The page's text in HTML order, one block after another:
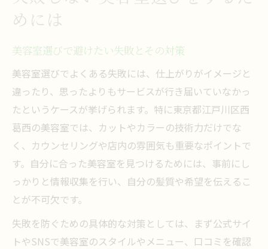
めには
美容室選びで避けたい失敗とその対策
美容室選びでよくある失敗には、仕上がりがイメージと
違ったり、思ったよりもサービスが行き届いていなかっ
たというケースが挙げられます。特に東京都江戸川区西
葛西の美容室では、カットやカラーの技術力だけでな
く、カウンセリングや店内の雰囲気も重要なポイントで
す。自分に合った美容室を見つけるためには、事前にし
っかりと情報収集を行い、自分の髪質や希望を伝えるこ
とが不可欠です。
失敗を防ぐための具体的な対策としては、まず公式サイ
トやSNSで美容室のスタイルやメニュー、口コミを確認